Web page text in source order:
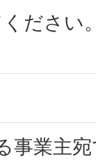
ださい
事業主